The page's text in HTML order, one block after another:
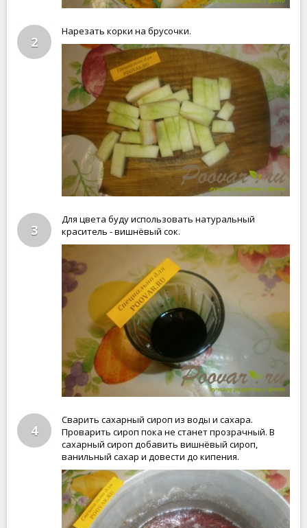
2
Нарезать корки на брусочки.
3
Для цвета буду использовать натуральный
краситель - вишнёвый сок.
4
Сварить сахарный сироп из воды и сахара.
Проварить сироп пока не станет прозрачный. В
сахарный сироп добавить вишнёвый сироп,
ванильный сахар и довести до кипения.